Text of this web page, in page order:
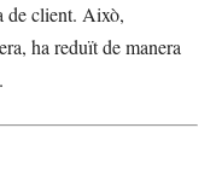
de client. Això,
ha reduït de manera